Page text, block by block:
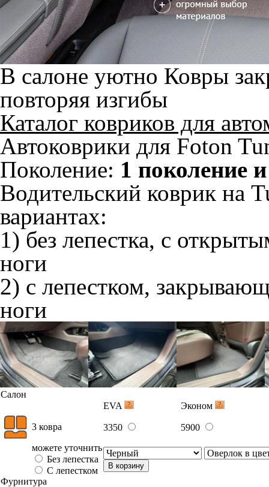
В салоне уютно Ковры
повторяя изгибы
Каталог ковриков для
Автоковрики для Foton
Поколение: 1 поколение
Водительский коврик на
вариантах:
1) без лепестка, с
ноги
2) с лепестком,
ноги
Салон
EVA
Эконом
3 ковра 3350
5900
можете уточнить
Без лепестка
С лепестком
В корзину
Фурнитура